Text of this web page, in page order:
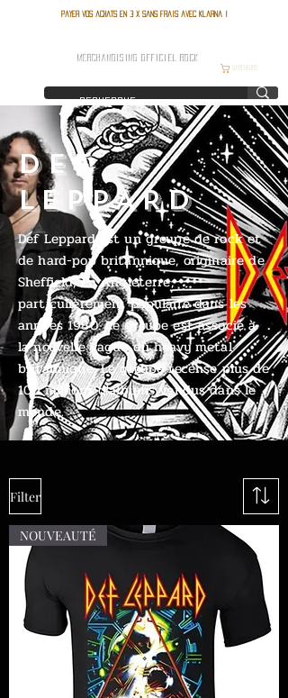
Payer vos achats en 3 x sans frais avec Klarna !
Warenkorb
MERCHANDISING OFFICIEL ROCK
DEF
LEPPARD
Def Leppard est un groupe de rock et
de hard-pop britannique, originaire de
Sheffield, en Angleterre,
particulièrement populaire dans les
années 1980. Le groupe est associé à
la nouvelle vague du heavy metal
britannique. Le groupe recense plus de
100 millions d'albums vendus dans le
monde.
Filter
NOUVEAUTÉ